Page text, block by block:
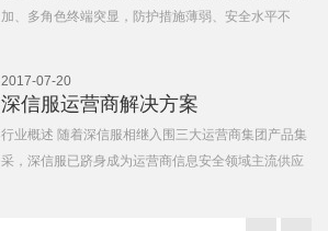
加、多角色终端突显，防护措施薄弱、安全水平不
2017-07-20
深信服运营商解决方案
行业概述 随着深信服相继入围三大运营商集团产品集
采，深信服已跻身成为运营商信息安全领域主流供应